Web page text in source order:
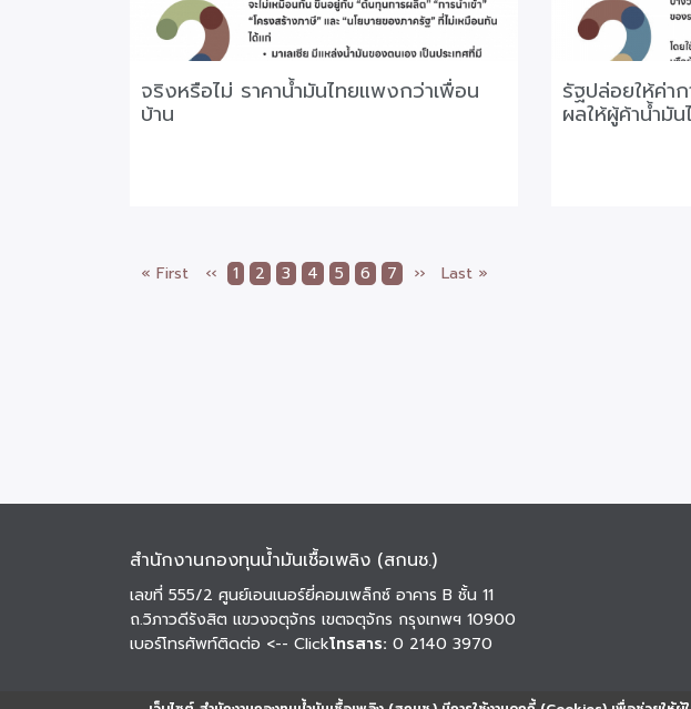
จริงหรือไม่ ราคาน้ำมันไทยแพงกว่าเพื่อน
บ้าน
รัฐปล่อยให้ค่า
ผลให้ผู้ค้าน้ำมัน
Pagination
หน้า
« First
หน้า
‹‹ Page
1 Page
2 Page
3 Page
4
Current
5 Page
6 Page
7
Next
››
Last
Last »
สำนักงานกองทุนน้ำมันเชื้อเพลิง (สกนช.)
เลขที่ 555/2 ศูนย์เอนเนอร์ยี่คอมเพล็กซ์ อาคาร B ชั้น 11
ถ.วิภาวดีรังสิต แขวงจตุจักร เขตจตุจักร กรุงเทพฯ 10900
เบอร์โทรศัพท์ติดต่อ <-- Clickโทรสาร: 0 2140 3970